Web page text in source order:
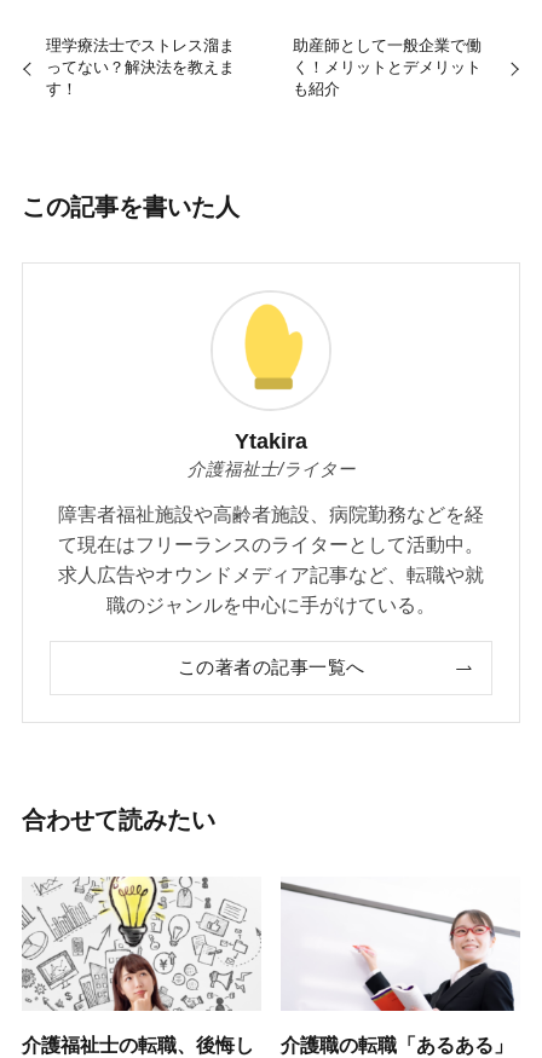
理学療法士でストレス溜ま
ってない？解決法を教えま
す！
助産師として一般企業で働
く！メリットとデメリット
も紹介
この記事を書いた人
Ytakira
介護福祉士/ライター
障害者福祉施設や高齢者施設、病院勤務などを経
て現在はフリーランスのライターとして活動中。
求人広告やオウンドメディア記事など、転職や就
職のジャンルを中心に手がけている。
この著者の記事一覧へ
合わせて読みたい
介護福祉士の転職、後悔し
介護職の転職「あるある」